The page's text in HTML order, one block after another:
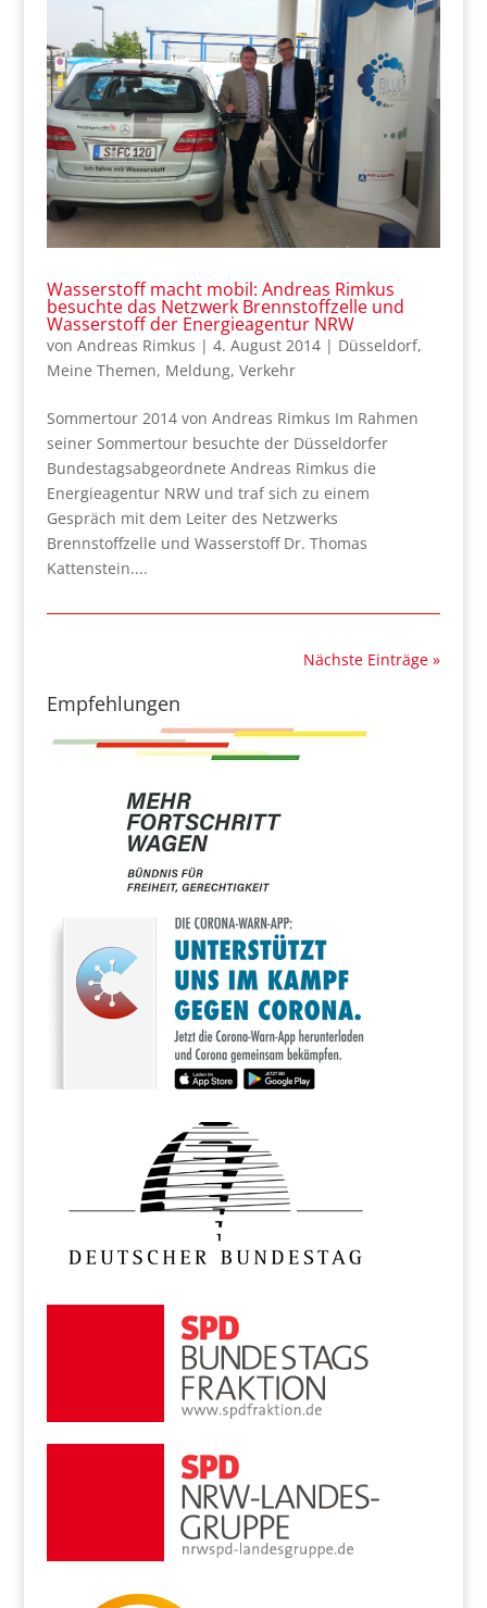
Wasserstoff macht mobil: Andreas Rimkus
besuchte das Netzwerk Brennstoffzelle und
Wasserstoff der Energieagentur NRW
von Andreas Rimkus | 4. August 2014| Düsseldorf,
Meine Themen, Meldung, Verkehr
Sommertour 2014 von Andreas Rimkus Im Rahmen
seiner Sommertour besuchte der Düsseldorfer
Bundestagsabgeordnete Andreas Rimkus die
Energieagentur NRW und traf sich zu einem
Gespräch mit dem Leiter des Netzwerks
Brennstoffzelle und Wasserstoff Dr. Thomas
Kattenstein....
Nächste Einträge »
Empfehlungen